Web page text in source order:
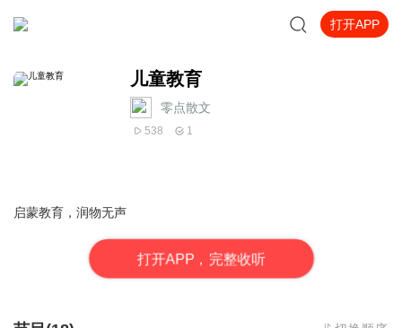
打开APP
儿童教育
零点散文
538 1
启蒙教育，润物无声
打开APP，完整收听